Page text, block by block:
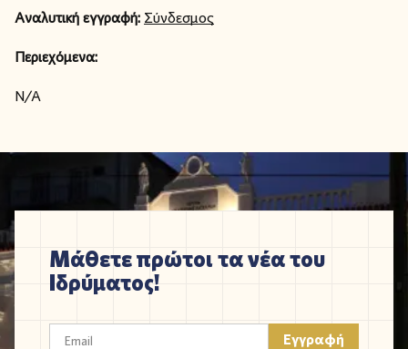
Αναλυτική εγγραφή: Σύνδεσμος
Περιεχόμενα:
N/A
Μάθετε πρώτοι τα νέα του
Ιδρύματος!